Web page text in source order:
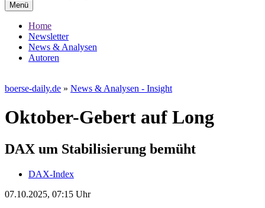
Menü
Home
Newsletter
News & Analysen
Autoren
boerse-daily.de » News & Analysen - Insight
Oktober-Gebert auf Long
DAX um Stabilisierung bemüht
DAX-Index
07.10.2025, 07:15 Uhr